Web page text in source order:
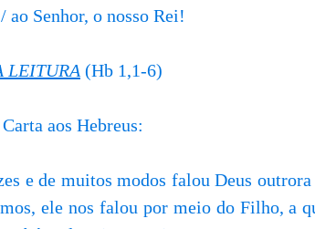
ao Senhor, o nosso Rei!
LEITURA(Hb 1,1-6)
aos Hebreus:
e de muitos modos falou Deus
ele nos falou por meio do Filho, a